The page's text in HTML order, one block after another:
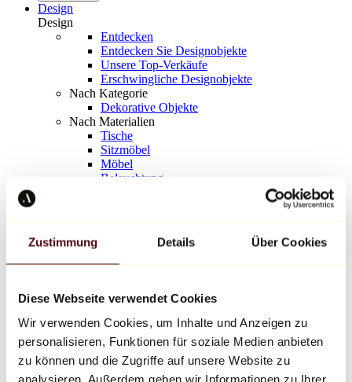
Zustimmung Details Über Cookies
Diese Webseite verwendet Cookies
Wir verwenden Cookies, um Inhalte und Anzeigen zu
personalisieren, Funktionen für soziale Medien anbieten
zu können und die Zugriffe auf unsere Website zu
analysieren. Außerdem geben wir Informationen zu Ihrer
Design
Design
Entdecken
Entdecken Sie Designobjekte
Unsere Top-Verkäufe
Erschwingliche Designobjekte
Nach Kategorie
Dekorative Objekte
Nach Materialien
Tische
Sitzmöbel
Möbel
Beleuchtung
Richard Orlinski
Keith Haring
Jeff Koons
Jean-Michel Basquiat
Alle Designer
Werk der Woche